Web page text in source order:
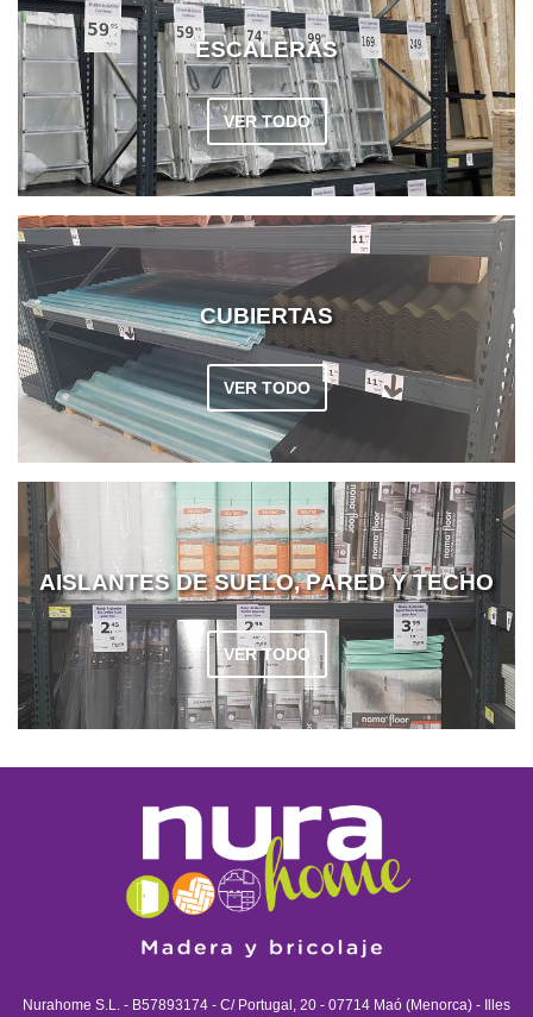
ESCALERAS
VER TODO
CUBIERTAS
VER TODO
AISLANTES DE SUELO, PARED Y TECHO
VER TODO
Nurahome S.L. - B57893174 - C/ Portugal, 20 - 07714 Maó (Menorca) - Illes